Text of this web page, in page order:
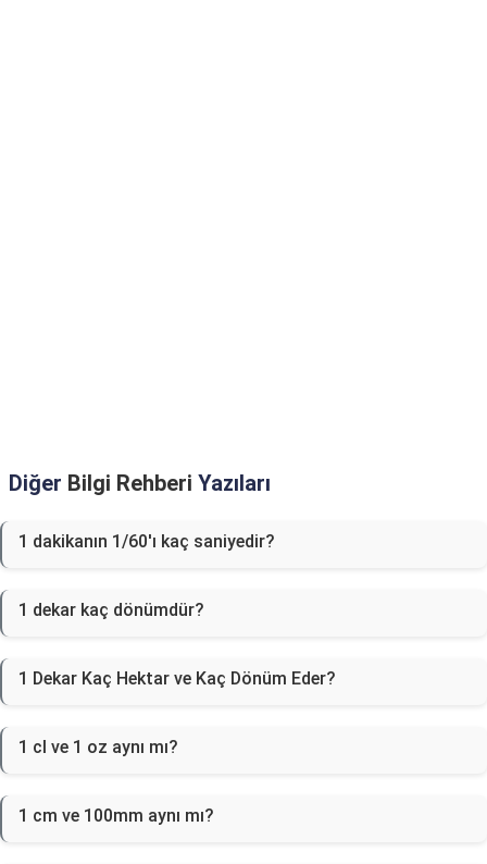
Diğer Bilgi Rehberi Yazıları
1 dakikanın 1/60'ı kaç saniyedir?
1 dekar kaç dönümdür?
1 Dekar Kaç Hektar ve Kaç Dönüm Eder?
1 cl ve 1 oz aynı mı?
1 cm ve 100mm aynı mı?